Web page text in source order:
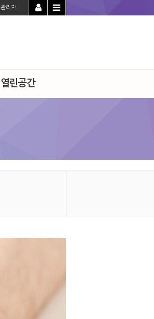
관리자
열린공간